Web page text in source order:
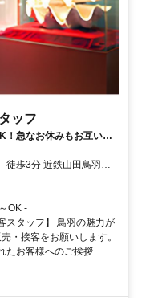
ッフ
！急なお休みもお互い様
OK -
スタッフ】 鳥羽の魅力が
・接客をお願いします。
たお客様へのご挨拶